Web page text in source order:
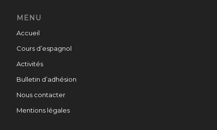
MENU
Accueil
Cours d’espagnol
Activités
Bulletin d’adhésion
Nous contacter
Mentions légales